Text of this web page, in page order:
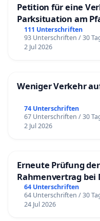
Petition für eine
Parksituation am
111 Unterschriften
93 Unterschriften / 30
2 Jul 2026
Weniger Verkehr
74 Unterschriften
67 Unterschriften / 30
2 Jul 2026
Erneute Prüfung
Rahmenvertrag bei
64 Unterschriften
64 Unterschriften / 30
24 Jul 2026